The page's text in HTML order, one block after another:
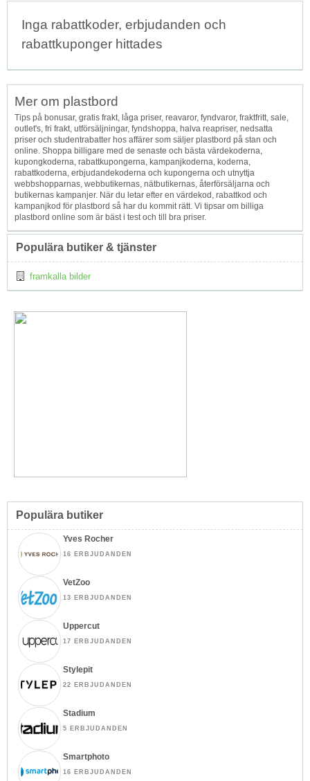
Inga rabattkoder, erbjudanden och
rabattkuponger hittades
Mer om plastbord
Tips på bonusar, gratis frakt, låga priser, reavaror, fyndvaror, fraktfritt, sale,
outlet's, fri frakt, utförsäljningar, fyndshoppa, halva reapriser, nedsatta
priser och studentrabatter hos affärer som säljer plastbord på stan och
online. Shoppa billigare med de senaste och bästa värdekoderna,
kupongkoderna, rabattkupongerna, kampanjkoderna, koderna,
rabattkoderna, erbjudandekoderna och kupongerna och utnyttja
webbshopparnas, webbutikernas, nätbutikernas, återförsäljarna och
butikernas kampanjer. När du letar efter en värdekod, rabattkod och
kampanjkod för plastbord så har du kommit rätt. Vi tipsar om billiga
plastbord online som är bäst i test och till bra priser.
Populära butiker & tjänster
framkalla bilder
Populära butiker
Yves Rocher
16 ERBJUDANDEN
VetZoo
13 ERBJUDANDEN
Uppercut
17 ERBJUDANDEN
Stylepit
22 ERBJUDANDEN
Stadium
5 ERBJUDANDEN
Smartphoto
16 ERBJUDANDEN